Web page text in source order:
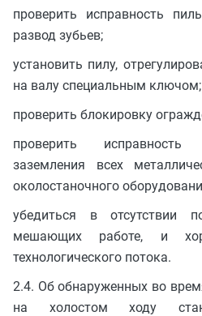
проверить исправность
развод зубьев;
установить пилу,
на валу специальным ключом;
проверить блокировку
проверить
заземления всех
околостаночного
убедиться в отсутствии
мешающих работе, и
технологического потока.
2.4. Об обнаруженных во
на холостом ходу